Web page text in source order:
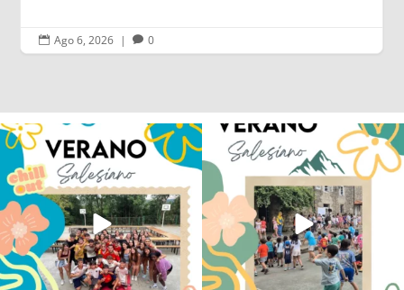
 Ago 6, 2026 |
Los alumnos de 6º de Primaria, 1º y 2º
de la ESO...
145 2
La diversión y la alegría también se han
sentido...
93 0